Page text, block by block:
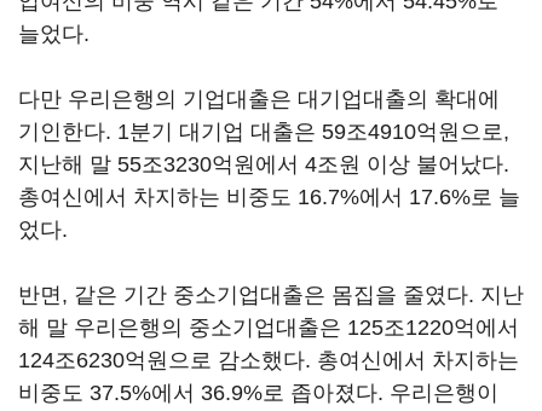
늘었다.
다만 우리은행의 기업대출은 대기업대출의 확대에
기인한다. 1분기 대기업 대출은 59조4910억원으로,
지난해 말 55조3230억원에서 4조원 이상 불어났다.
총여신에서 차지하는 비중도 16.7%에서 17.6%로 늘
었다.
반면, 같은 기간 중소기업대출은 몸집을 줄였다. 지난
해 말 우리은행의 중소기업대출은 125조1220억에서
124조6230억원으로 감소했다. 총여신에서 차지하는
비중도 37.5%에서 36.9%로 좁아졌다. 우리은행이